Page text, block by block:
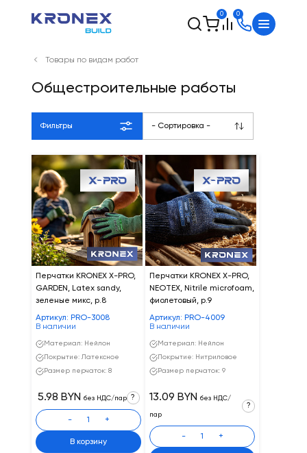
0 0
Товары по видам работ
Общестроительные работы
Фильтры - Сортировка -
Перчатки KRONEX X-PRO,
GARDEN, Latex sandy,
зеленые микс, р.8
Артикул: PRO-3008
В наличии
Материал: Нейлон
Покрытие: Латексное
Размер перчаток: 8
5.98 BYN без НДС/пар ?
- +
В корзину
Перчатки KRONEX X-PRO,
NEOTEX, Nitrile microfoam,
фиолетовый, р.9
Артикул: PRO-4009
В наличии
Материал: Нейлон
Покрытие: Нитриловое
Размер перчаток: 9
13.09 BYN без НДС/
пар
?
- +